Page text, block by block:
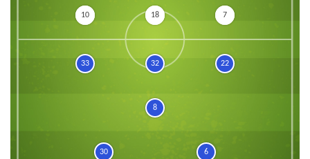
10 18 7
6
30
8
22
32
33